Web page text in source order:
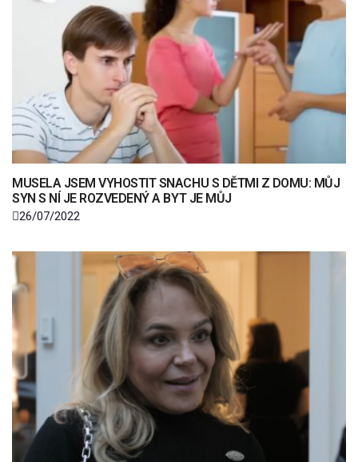
MUSELA JSEM VYHOSTIT SNACHU S DĚTMI Z DOMU: MŮJ
SYN S NÍ JE ROZVEDENÝ A BYT JE MŮJ
26/07/2022